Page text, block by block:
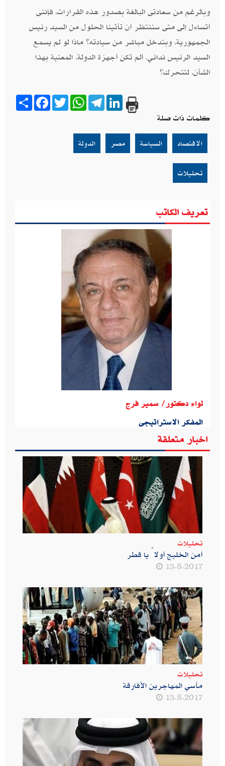
وبالرغم من سعادتى البالغة بصدور هذه القرارات، فإننى
أتساءل إلى متى سننتظر أن تأتينا الحلول من السيد رئيس
الجمهورية، وبتدخل مباشر من سيادته؟ ماذا لو لم يسمع
السيد الرئيس ندائي. ألم تكن أجهزة الدولة، المعنية بهذا
الشأن، لتتحرك؟
Share
FacebookTwitter
WhatsApp
Telegram
LinkedIn
كلمات ذات صلة
الدولة مصر السياسة الاقتصاد
تحليلات
تعريف الكاتب
لواء دكتور/ سمير فرج
المفكر الاستراتيجى
اخبار متعلقة
تحليلات
أمن الخليج أولاً يا قطر
13-8-2017
تحليلات
مآسي المهاجرين الأفارقة
13-8-2017